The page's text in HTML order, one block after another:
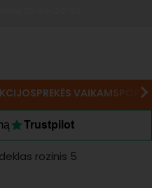
PREKĖS VAIKAMSPOP
Trustpilot